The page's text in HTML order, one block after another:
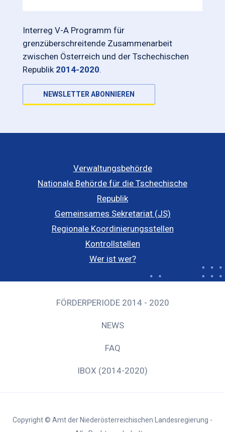
Interreg V-A Programm für
grenzüberschreitende Zusammenarbeit
zwischen Österreich und der Tschechischen
Republik 2014-2020.
NEWSLETTER ABONNIEREN
Verwaltungsbehörde
Nationale Behörde für die Tschechische
Republik
Gemeinsames Sekretariat (JS)
Regionale Koordinierungsstellen
Kontrollstellen
Wer ist wer?
FÖRDERPERIODE 2014 - 2020
NEWS
FAQ
IBOX (2014-2020)
Copyright © Amt der Niederösterreichischen Landesregierung -